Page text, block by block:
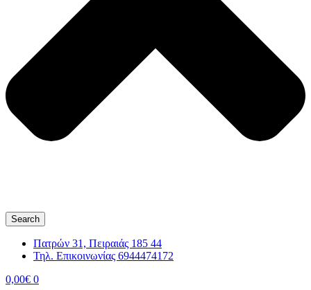
Search
Πατρών 31, Πειραιάς 185 44
Τηλ. Επικοινωνίας 6944474172
0,00€ 0